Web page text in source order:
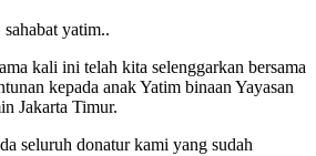
yatim..
kali ini telah kita selenggarkan bersama
kepada anak Yatim binaan Yayasan
Jakarta Timur.
seluruh donatur kami yang sudah